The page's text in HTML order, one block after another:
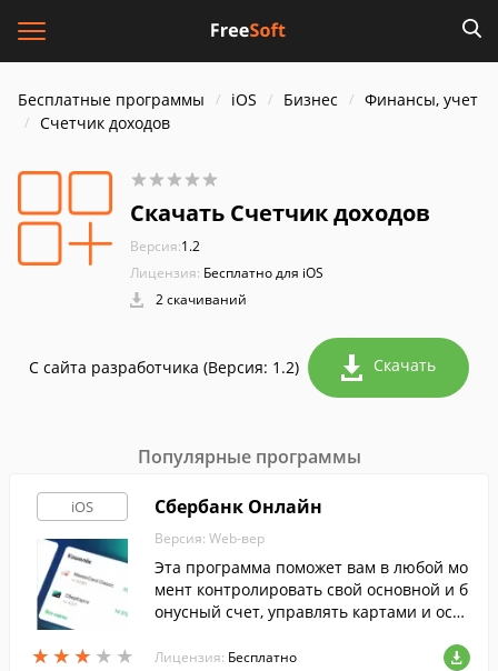
Бесплатные программы iOS Бизнес
Финансы, учет
Счетчик доходов
Скачать Счетчик доходов
Версия:1.2
Лицензия: Бесплатно для iOS
2 скачиваний
С сайта разработчика (Версия: 1.2) Скачать
Популярные программы
iOS
★ ★ ★ ★ ★
★ ★ ★ ★ ★
Сбербанк Онлайн
Версия: Web-вер
Эта программа поможет вам в любой мо
мент контролировать свой основной и б
онусный счет, управлять картами и осу
используя для этого только свой iPhone.
Лицензия: Бесплатно